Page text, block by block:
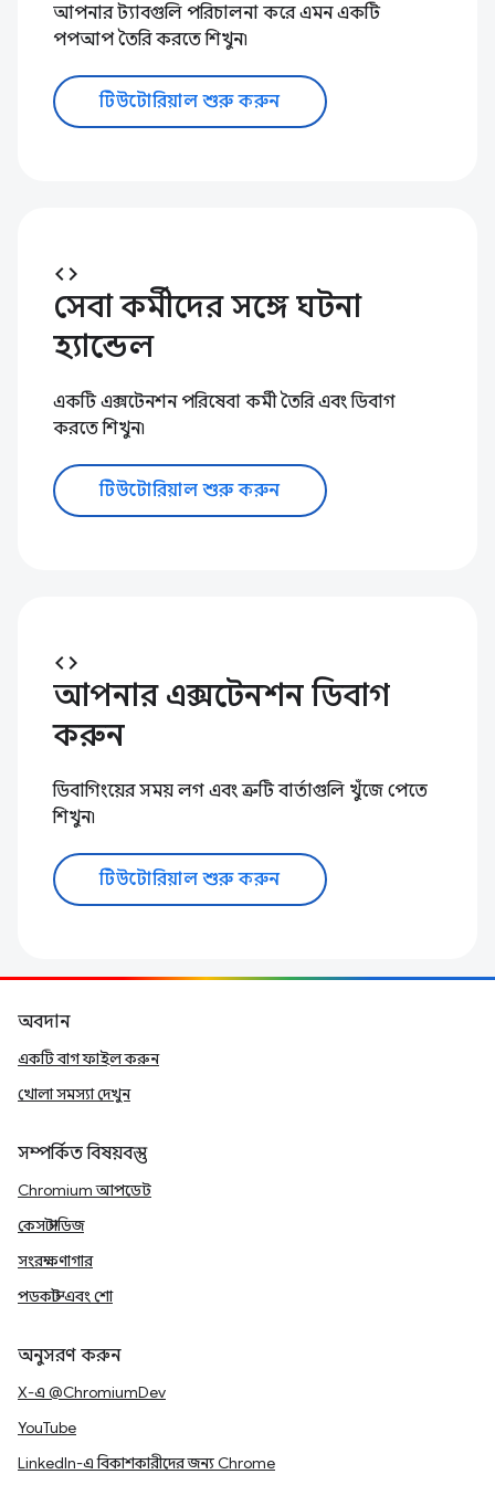
আপনার ট্যাবগুলি পরিচালনা করে এমন একটি
পপআপ তৈরি করতে শিখুন৷
টিউটোরিয়াল শুরু করুন
code
সেবা কর্মীদের সঙ্গে ঘটনা
হ্যান্ডেল
একটি এক্সটেনশন পরিষেবা কর্মী তৈরি এবং ডিবাগ
করতে শিখুন৷
টিউটোরিয়াল শুরু করুন
code
আপনার এক্সটেনশন ডিবাগ
করুন
ডিবাগিংয়ের সময় লগ এবং ত্রুটি বার্তাগুলি খুঁজে পেতে
শিখুন৷
টিউটোরিয়াল শুরু করুন
অবদান
একটি বাগ ফাইল করুন
খোলা সমস্যা দেখুন
সম্পর্কিত বিষয়বস্তু
Chromium আপডেট
কেস স্টাডিজ
সংরক্ষণাগার
পডকাস্ট এবং শো
অনুসরণ করুন
X-এ @ChromiumDev
YouTube
LinkedIn-এ বিকাশকারীদের জন্য Chrome